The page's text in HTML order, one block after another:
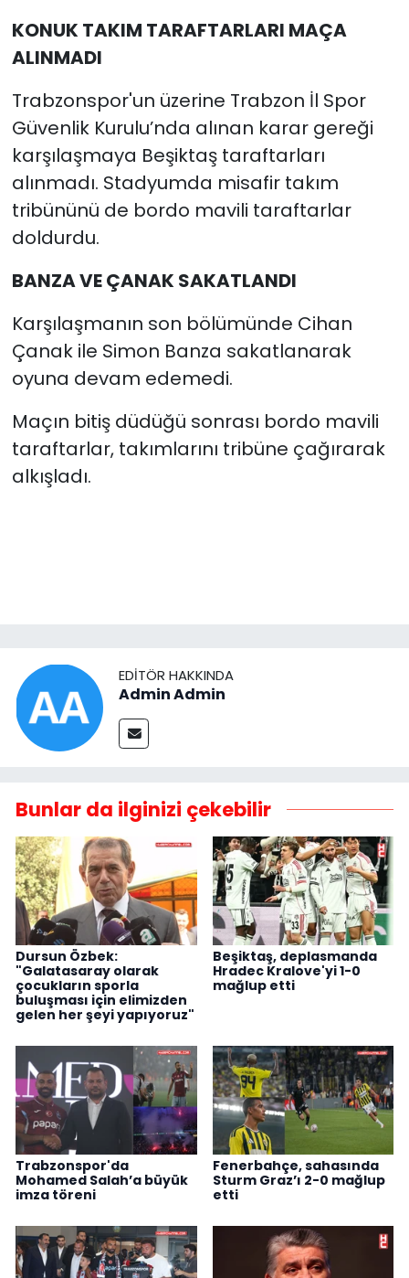
KONUK TAKIM TARAFTARLARI MAÇA
ALINMADI
Trabzonspor'un üzerine Trabzon İl Spor
Güvenlik Kurulu’nda alınan karar gereği
karşılaşmaya Beşiktaş taraftarları
alınmadı. Stadyumda misafir takım
tribününü de bordo mavili taraftarlar
doldurdu.
BANZA VE ÇANAK SAKATLANDI
Karşılaşmanın son bölümünde Cihan
Çanak ile Simon Banza sakatlanarak
oyuna devam edemedi.
Maçın bitiş düdüğü sonrası bordo mavili
taraftarlar, takımlarını tribüne çağırarak
alkışladı.
EDITÖR HAKKINDA
Admin Admin
Bunlar da ilginizi çekebilir
Dursun Özbek:
"Galatasaray olarak
çocukların sporla
buluşması için elimizden
gelen her şeyi yapıyoruz"
Beşiktaş, deplasmanda
Hradec Kralove'yi 1-0
mağlup etti
Trabzonspor'da
Mohamed Salah’a büyük
imza töreni
Fenerbahçe, sahasında
Sturm Graz’ı 2-0 mağlup
etti